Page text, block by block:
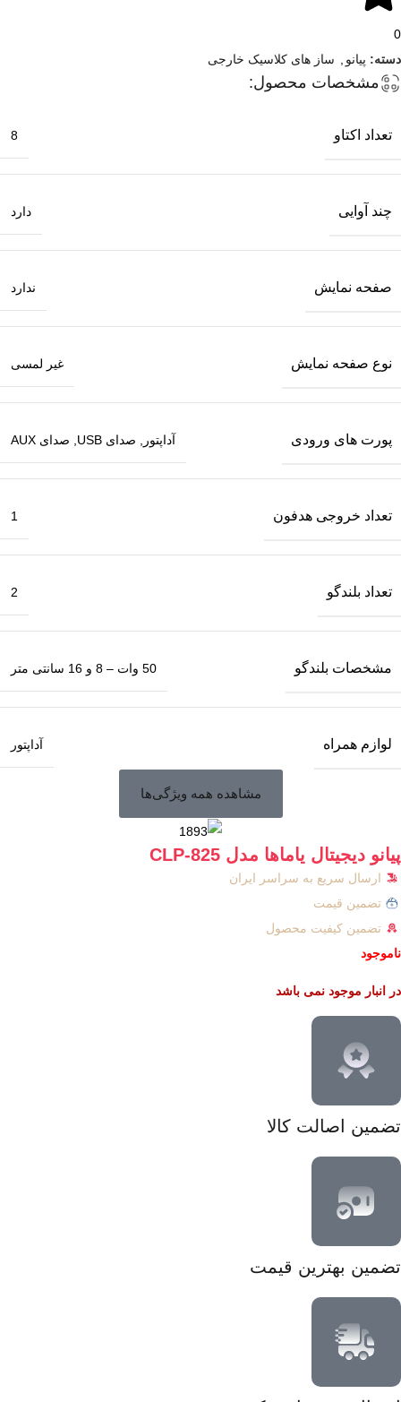
0
دسته: پیانو ساز های کلاسیک خارجی
مشخصات محصول:
تعداد اکتاو 8
چند آوایی دارد
صفحه نمایش ندارد
نوع صفحه نمایش غیر لمسی
پورت های ورودی آداپتور, صدای USB, صدای AUX
تعداد خروجی هدفون 1
تعداد بلندگو 2
مشخصات بلندگو 50 وات – 8 و 16 سانتی متر
لوازم همراه آداپتور
مشاهده همه ویژگی‌ها
پیانو دیجیتال یاماها مدل CLP-825
ارسال سریع به سراسر ایران
تضمین قیمت
تضمین کیفیت محصول
ناموجود
در انبار موجود نمی باشد
تضمین اصالت کالا
تضمین بهترین قیمت